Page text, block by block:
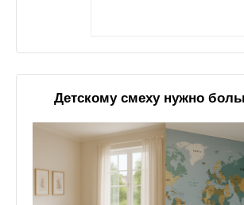
Детскому смеху нужно